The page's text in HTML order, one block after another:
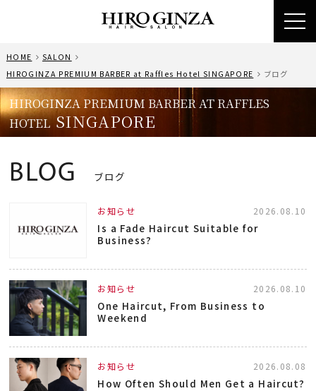
HOME
SALON
HIROGINZA PREMIUM BARBER at Raffles Hotel SINGAPORE
ブログ
HIROGINZA PREMIUM BARBER AT RAFFLES
HOTELSINGAPORE
BLOG ブログ
お知らせ 2026.08.10
Is a Fade Haircut Suitable for
Business?
お知らせ 2026.08.10
One Haircut, From Business to
Weekend
お知らせ 2026.08.08
How Often Should Men Get a Haircut?